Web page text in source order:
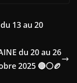
13 au 20
du 20 au 26
2025 🔴⚪🏉